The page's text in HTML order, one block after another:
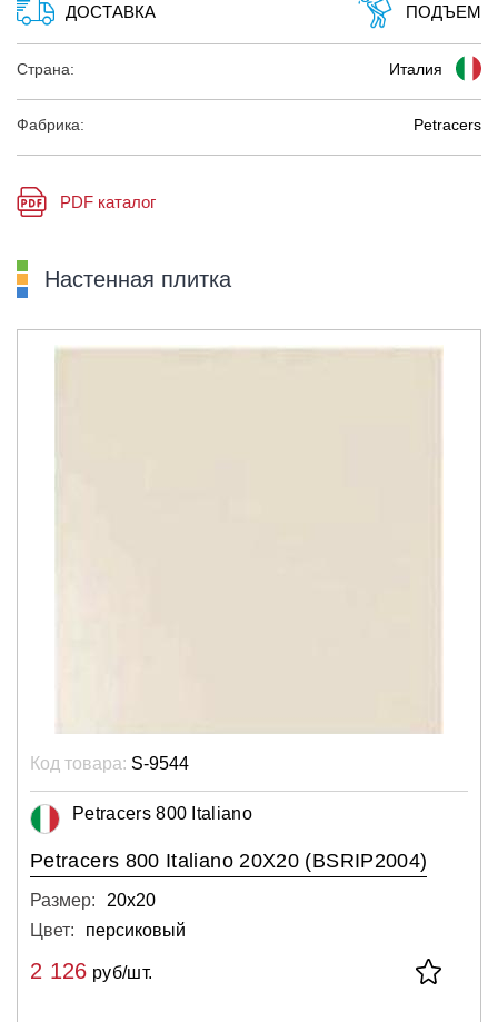
ДОСТАВКА ПОДЪЕМ
Страна: Италия
Фабрика: Petracers
PDF каталог
Настенная плитка
Код товара: S-9544
Petracers 800 Italiano
Petracers 800 Italiano 20X20 (BSRIP2004)
Размер:
20х20
Цвет:
персиковый
2 126 руб/шт.